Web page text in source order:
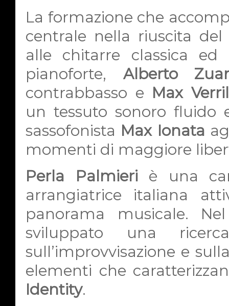
La formazione che
centrale nella riuscita
alle chitarre classica
pianoforte, Alberto
contrabbasso e Max
un tessuto sonoro fluido
sassofonista Max Ionata
momenti di maggiore
Perla Palmieriè una
arrangiatrice italiana
panorama musicale.
sviluppato una
sull’improvvisazione e
elementi che
Identity.